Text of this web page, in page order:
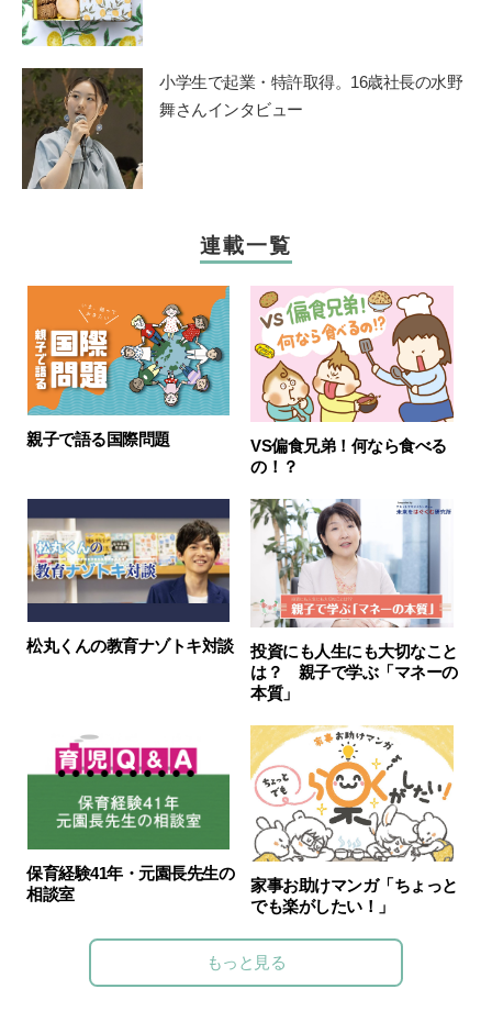
小学生で起業・特許取得。16歳社長の水野
舞さんインタビュー
連載一覧
親子で語る国際問題
VS偏食兄弟！何なら食べる
の！？
松丸くんの教育ナゾトキ対談
投資にも人生にも大切なこと
は？ 親子で学ぶ「マネーの
本質」
保育経験41年・元園長先生の
相談室
家事お助けマンガ「ちょっと
でも楽がしたい！」
もっと見る